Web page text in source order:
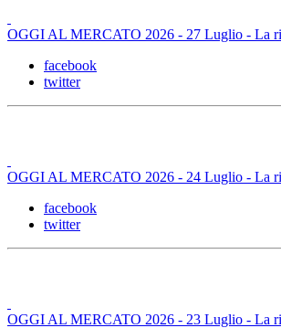
OGGI AL MERCATO 2026 - 27 Luglio - La
facebook
twitter
OGGI AL MERCATO 2026 - 24 Luglio - La
facebook
twitter
OGGI AL MERCATO 2026 - 23 Luglio - La